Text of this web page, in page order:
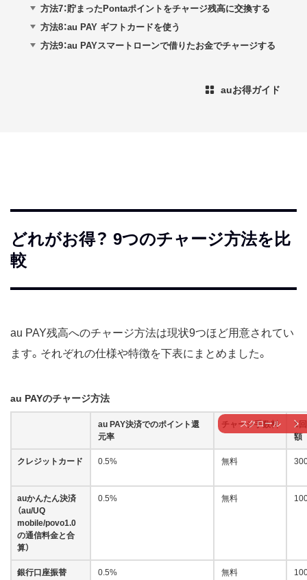
方法7：貯まったPontaポイントをチャージ残高に交換する
方法8：au PAY ギフトカードを使う
方法9：au PAYスマートローンで借りたお金でチャージする
auお得ガイド
どれがお得？ 9つのチャージ方法を比
較
au PAY残高へのチャージ方法は現状9つほど用意されてい
ます。それぞれの仕様や特徴を下表にまとめました。
au PAYのチャージ方法
au PAY決済でのポイント還
元率
チャージ手数料
1
額
クレジットカード 0.5% 無料
auかんたん決済
（au/UQ
mobile/povo1.0
の通信料金と合
算）
0.5% 無料
銀行口座振替 0.5% 無料
スクロール